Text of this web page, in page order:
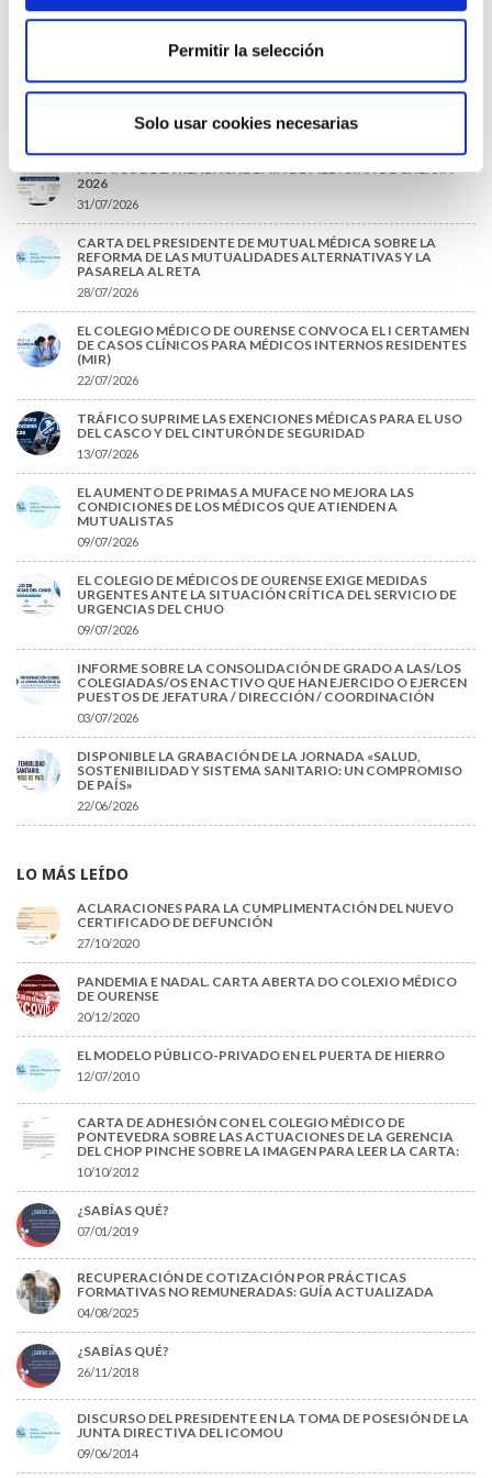
Permitir la selección
Solo usar cookies necesarias
SANIDAD CREA UN DIPLOMA OFICIAL PARA RECONOCER LA
LA ALIANZA MÉDICA POR LA SALUD PLANETARIA SE ADHIERE
03/08/2026
PREMIOS DE LA REAL ACADEMIA DE MEDICINA DE GALICIA
2026
31/07/2026
CARTA DEL PRESIDENTE DE MUTUAL MÉDICA SOBRE LA
REFORMA DE LAS MUTUALIDADES ALTERNATIVAS Y LA
PASARELA AL RETA
28/07/2026
EL COLEGIO MÉDICO DE OURENSE CONVOCA EL I CERTAMEN
DE CASOS CLÍNICOS PARA MÉDICOS INTERNOS RESIDENTES
(MIR)
22/07/2026
TRÁFICO SUPRIME LAS EXENCIONES MÉDICAS PARA EL USO
DEL CASCO Y DEL CINTURÓN DE SEGURIDAD
13/07/2026
EL AUMENTO DE PRIMAS A MUFACE NO MEJORA LAS
CONDICIONES DE LOS MÉDICOS QUE ATIENDEN A
MUTUALISTAS
09/07/2026
EL COLEGIO DE MÉDICOS DE OURENSE EXIGE MEDIDAS
URGENTES ANTE LA SITUACIÓN CRÍTICA DEL SERVICIO DE
URGENCIAS DEL CHUO
09/07/2026
INFORME SOBRE LA CONSOLIDACIÓN DE GRADO A LAS/LOS
COLEGIADAS/OS EN ACTIVO QUE HAN EJERCIDO O EJERCEN
PUESTOS DE JEFATURA / DIRECCIÓN / COORDINACIÓN
03/07/2026
DISPONIBLE LA GRABACIÓN DE LA JORNADA «SALUD,
SOSTENIBILIDAD Y SISTEMA SANITARIO: UN COMPROMISO
DE PAÍS»
22/06/2026
LO MÁS LEÍDO
ACLARACIONES PARA LA CUMPLIMENTACIÓN DEL NUEVO
CERTIFICADO DE DEFUNCIÓN
27/10/2020
PANDEMIA E NADAL. CARTA ABERTA DO COLEXIO MÉDICO
DE OURENSE
20/12/2020
EL MODELO PÚBLICO-PRIVADO EN EL PUERTA DE HIERRO
12/07/2010
CARTA DE ADHESIÓN CON EL COLEGIO MÉDICO DE
PONTEVEDRA SOBRE LAS ACTUACIONES DE LA GERENCIA
DEL CHOP PINCHE SOBRE LA IMAGEN PARA LEER LA CARTA:
10/10/2012
¿SABÍAS QUÉ?
07/01/2019
RECUPERACIÓN DE COTIZACIÓN POR PRÁCTICAS
FORMATIVAS NO REMUNERADAS: GUÍA ACTUALIZADA
04/08/2025
¿SABÍAS QUÉ?
26/11/2018
DISCURSO DEL PRESIDENTE EN LA TOMA DE POSESIÓN DE LA
JUNTA DIRECTIVA DEL ICOMOU
09/06/2014